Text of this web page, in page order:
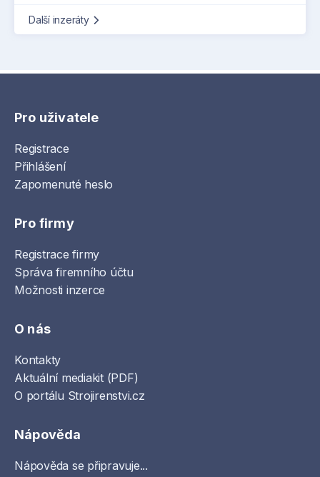
Další inzeráty
Pro uživatele
Registrace
Přihlášení
Zapomenuté heslo
Pro firmy
Registrace firmy
Správa firemního účtu
Možnosti inzerce
O nás
Kontakty
Aktuální mediakit (PDF)
O portálu Strojirenstvi.cz
Nápověda
Nápověda se připravuje...